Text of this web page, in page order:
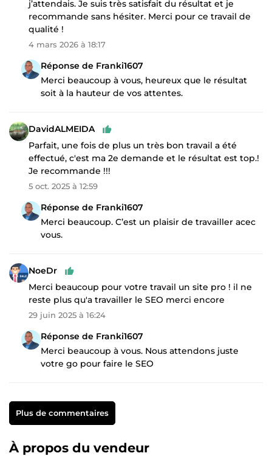
j’attendais. Je suis très satisfait du résultat et je
recommande sans hésiter. Merci pour ce travail de
qualité !
4 mars 2026 à 18:17
Réponse de Franki1607
Merci beaucoup à vous, heureux que le résultat
soit à la hauteur de vos attentes.
DavidALMEIDA
Parfait, une fois de plus un très bon travail a été
effectué, c'est ma 2e demande et le résultat est top.!
Je recommande !!!
5 oct. 2025 à 12:59
Réponse de Franki1607
Merci beaucoup. C’est un plaisir de travailler acec
vous.
NoeDr
Merci beaucoup pour votre travail un site pro ! il ne
reste plus qu'a travailler le SEO merci encore
29 juin 2025 à 16:24
Réponse de Franki1607
Merci beaucoup à vous. Nous attendons juste
votre go pour faire le SEO
Plus de commentaires
À propos du vendeur